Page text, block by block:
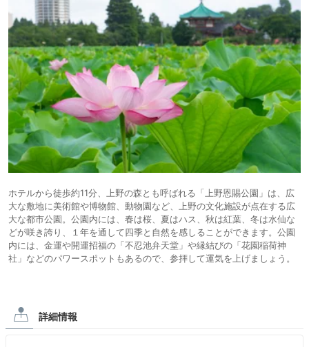
ホテルから徒歩約11分、上野の森とも呼ばれる「上野恩賜公園」は、広
大な敷地に美術館や博物館、動物園など、上野の文化施設が点在する広
大な都市公園。公園内には、春は桜、夏はハス、秋は紅葉、冬は水仙な
どが咲き誇り、１年を通して四季と自然を感しることができます。公園
内には、金運や開運招福の「不忍池弁天堂」や縁結びの「花園稲荷神
社」などのパワースポットもあるので、参拝して運気を上げましょう。
詳細情報